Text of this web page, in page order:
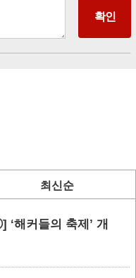
최신순
해커들의 축제’ 개